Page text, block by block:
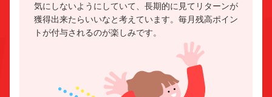
気にしないようにしていて、長期的に見てリターンが
獲得出来たらいいなと考えています。毎月残高ポイン
トが付与されるのが楽しみです。